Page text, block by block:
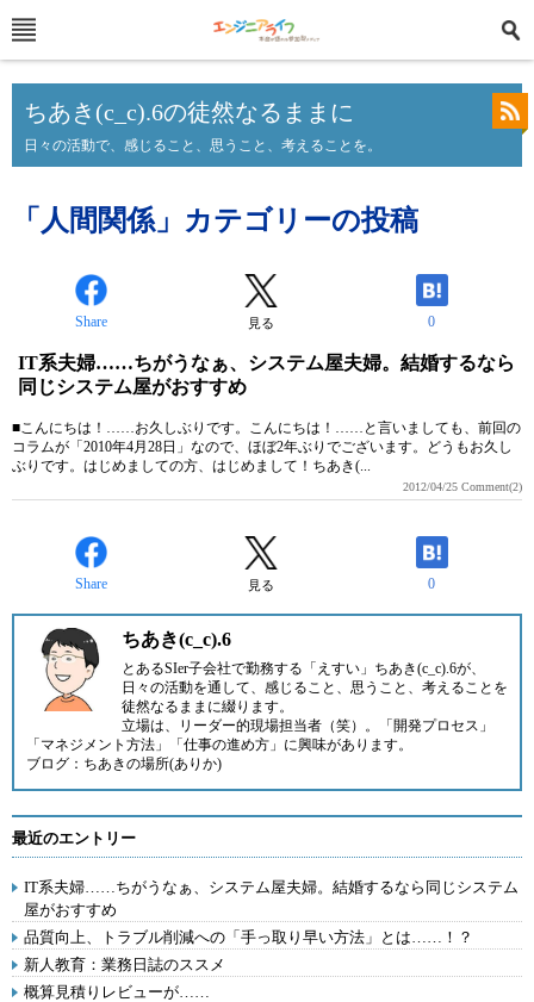
ちあき(c_c).6の徒然なるままに
日々の活動で、感じること、思うこと、考えることを。
「人間関係」カテゴリーの投稿
Share 見る 0
IT系夫婦……ちがうなぁ、システム屋夫婦。結婚するなら
同じシステム屋がおすすめ
■こんにちは！……お久しぶりです。こんにちは！……と言いましても、前回の
コラムが「2010年4月28日」なので、ほぼ2年ぶりでございます。どうもお久し
ぶりです。はじめましての方、はじめまして！ちあき(...
2012/04/25 Comment(2)
Share 見る 0
ちあき(c_c).6
とあるSIer子会社で勤務する「えすい」ちあき(c_c).6が、
日々の活動を通して、感じること、思うこと、考えることを
徒然なるままに綴ります。
立場は、リーダー的現場担当者（笑）。「開発プロセス」
「マネジメント方法」「仕事の進め方」に興味があります。
ブログ： ちあきの場所(ありか)
最近のエントリー
IT系夫婦……ちがうなぁ、システム屋夫婦。結婚するなら同じシステム
屋がおすすめ
品質向上、トラブル削減への「手っ取り早い方法」とは……！？
新人教育：業務日誌のススメ
概算見積りレビューが……